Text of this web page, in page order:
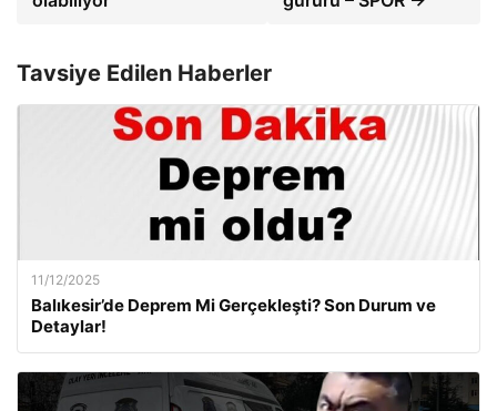
Tavsiye Edilen Haberler
11/12/2025
Balıkesir’de Deprem Mi Gerçekleşti? Son Durum ve
Detaylar!